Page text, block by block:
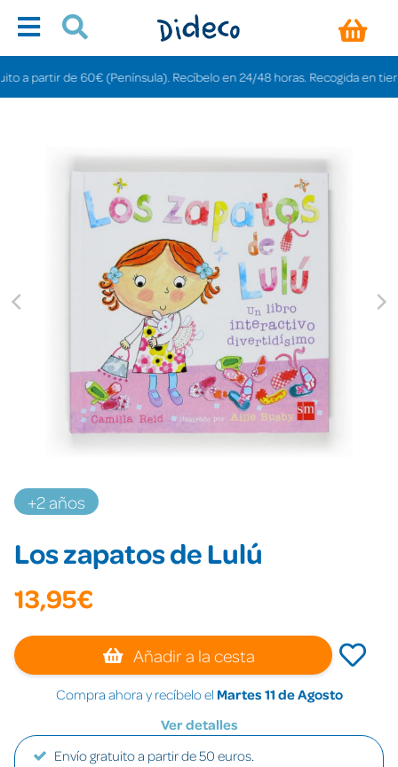
partir de 60€ (Península). Recíbelo en 24/48 horas. Recogida en
+2 años
Los zapatos de Lulú
13,95€
Añadir a la cesta
Compra ahora y recíbelo el Martes 11 de Agosto
Ver detalles
Envío gratuito a partir de 50 euros.